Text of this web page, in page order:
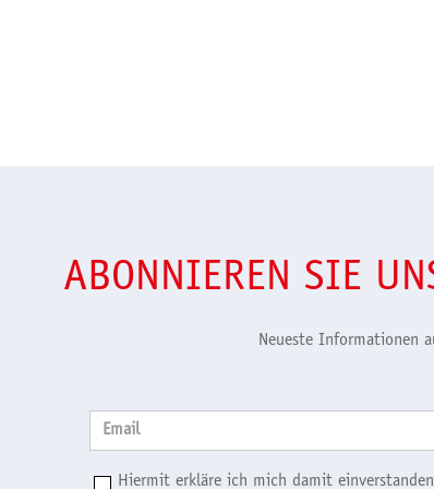
ABONNIEREN SIE
Neueste Informationen
Email
Hiermit erkläre ich mich damit